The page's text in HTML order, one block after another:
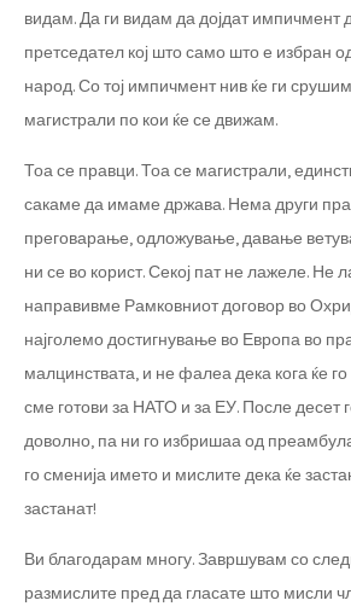
видам. Да ги видам да дојдат импичмент
претседател кој што само што е избран
народ. Со тој импичмент нив ќе ги
магистрали по кои ќе се движам.
Тоа се правци. Тоа се магистрали,
сакаме да имаме држава. Нема други
преговарање, одложување, давање
ни се во корист. Секој пат не лажеле. Не
направивме Рамковниот договор во
најголемо достигнување во Европа во
малцинствата, и не фалеа дека кога ќе
сме готови за НАТО и за ЕУ. После десет
доволно, па ни го избришаа од
го сменија името и мислите дека ќе
застанат!
Ви благодарам многу. Завршувам со
размислите пред да гласате што мисли